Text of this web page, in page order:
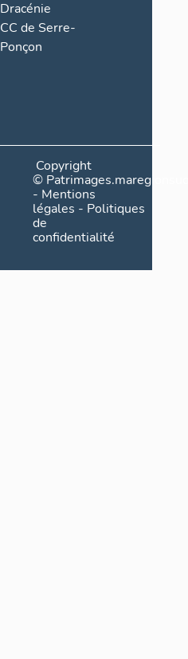
Dracénie
CC de Serre-
Ponçon
Copyright
©
- Mentions
légales - Politiques
de
confidentialité